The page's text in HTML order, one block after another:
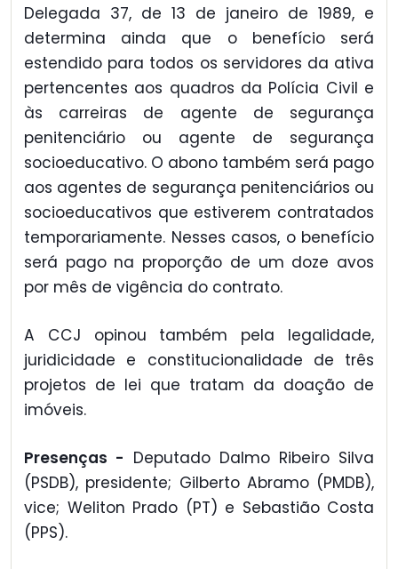
Delegada 37, de 13 de janeiro de 1989, e
determina ainda que o benefício será
estendido para todos os servidores da ativa
pertencentes aos quadros da Polícia Civil e
às carreiras de agente de segurança
penitenciário ou agente de segurança
socioeducativo. O abono também será pago
aos agentes de segurança penitenciários ou
socioeducativos que estiverem contratados
temporariamente. Nesses casos, o benefício
será pago na proporção de um doze avos
por mês de vigência do contrato.
A CCJ opinou também pela legalidade,
juridicidade e constitucionalidade de três
projetos de lei que tratam da doação de
imóveis.
Presenças - Deputado Dalmo Ribeiro Silva
(PSDB), presidente; Gilberto Abramo (PMDB),
vice; Weliton Prado (PT) e Sebastião Costa
(PPS).